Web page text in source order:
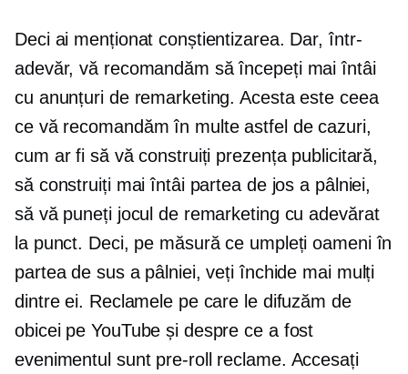
Deci ai menționat conștientizarea. Dar, într-
adevăr, vă recomandăm să începeți mai întâi
cu anunțuri de remarketing. Acesta este ceea
ce vă recomandăm în multe astfel de cazuri,
cum ar fi să vă construiți prezența publicitară,
să construiți mai întâi partea de jos a pâlniei,
să vă puneți jocul de remarketing cu adevărat
la punct. Deci, pe măsură ce umpleți oameni în
partea de sus a pâlniei, veți închide mai mulți
dintre ei. Reclamele pe care le difuzăm de
obicei pe YouTube și despre ce a fost
evenimentul sunt pre-roll
reclame. Accesați